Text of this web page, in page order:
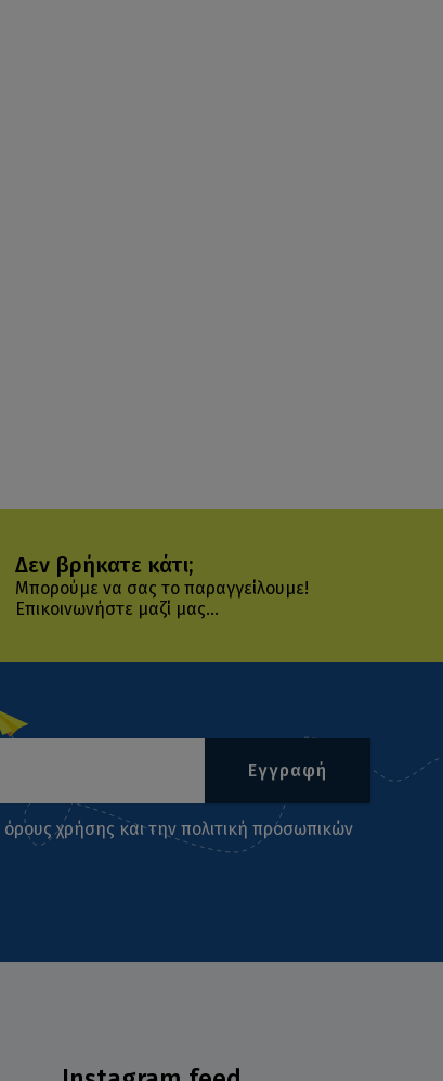
Δεν βρήκατε κάτι;
Μπορούμε να σας το παραγγείλουμε!
Επικοινωνήστε μαζί μας...
Εγγραφή
όρους χρήσης και την πολιτική προσωπικών